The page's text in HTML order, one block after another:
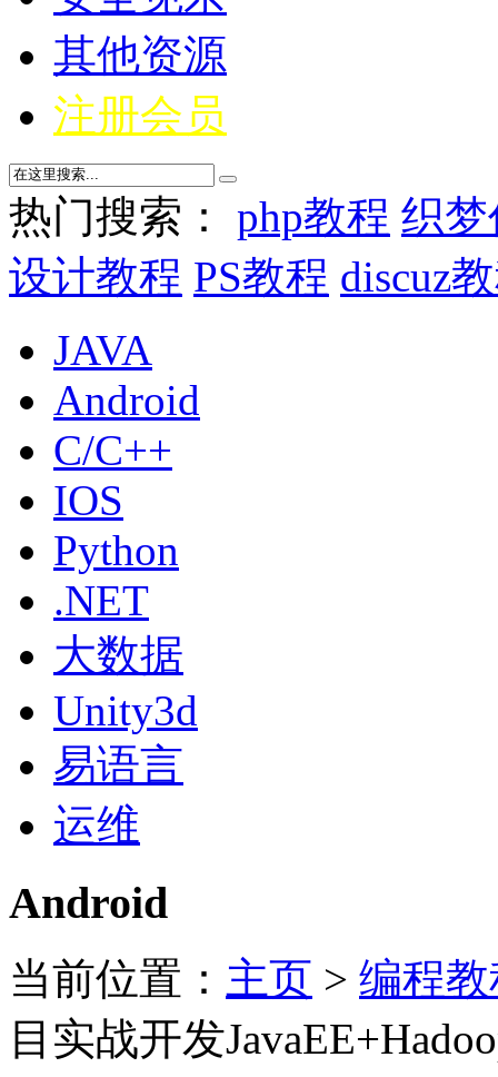
其他资源
注册会员
热门搜索： php教程 织
设计教程 PS教程 discuz
JAVA
Android
C/C++
IOS
Python
.NET
大数据
Unity3d
易语言
运维
Android
当前位置： 主页 > 编程
目实战开发